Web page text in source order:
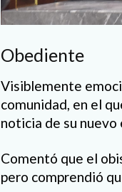
Obediente
Visiblemente
comunidad, en el
noticia de su
Comentó que el
pero comprendió